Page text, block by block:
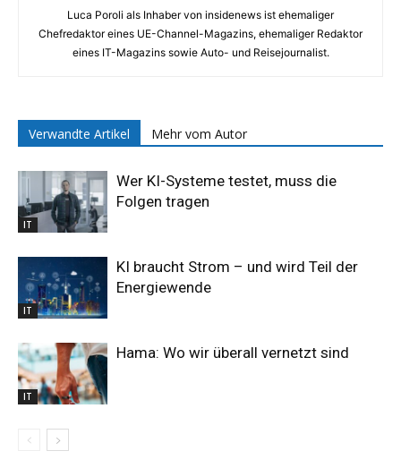
Luca Poroli als Inhaber von insidenews ist ehemaliger
Chefredaktor eines UE-Channel-Magazins, ehemaliger Redaktor
eines IT-Magazins sowie Auto- und Reisejournalist.
Verwandte Artikel Mehr vom Autor
IT
Wer KI-Systeme testet, muss die
Folgen tragen
IT
KI braucht Strom – und wird Teil der
Energiewende
IT
Hama: Wo wir überall vernetzt sind